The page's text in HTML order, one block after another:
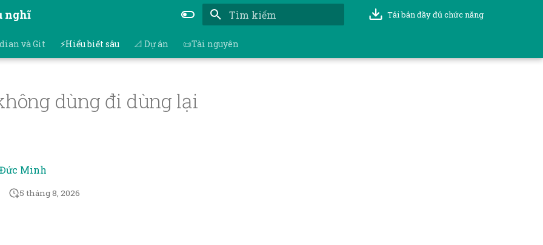
nghĩ Tải bản đầy đủ chức năng
và Git ⚡Hiểu biết sâu 📐 Dự án 📜Tài nguyên
dùng đi dùng lại
Minh
5 tháng 8, 2026